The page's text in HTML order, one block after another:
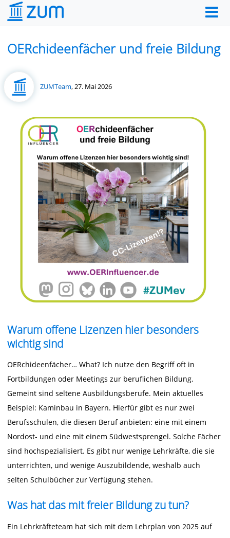
OERchideenfächer und freie Bildung
ZUMTeam, Posted
27. Mai 2026
Warum offene Lizenzen hier besonders
wichtig sind
OERchideenfächer… What? Ich nutze den Begriff oft in
Fortbildungen oder Meetings zur beruflichen Bildung.
Gemeint sind seltene Ausbildungsberufe. Mein aktuelles
Beispiel: Kaminbau in Bayern. Hierfür gibt es nur zwei
Berufsschulen, die diesen Beruf anbieten: eine mit einem
Nordost- und eine mit einem Südwestsprengel. Solche Fächer
sind hochspezialisiert. Es gibt nur wenige Lehrkräfte, die sie
unterrichten, und wenige Auszubildende, weshalb auch
selten Schulbücher zur Verfügung stehen.
Was hat das mit freier Bildung zu tun?
Ein Lehrkräfteteam hat sich mit dem Lehrplan von 2025 auf